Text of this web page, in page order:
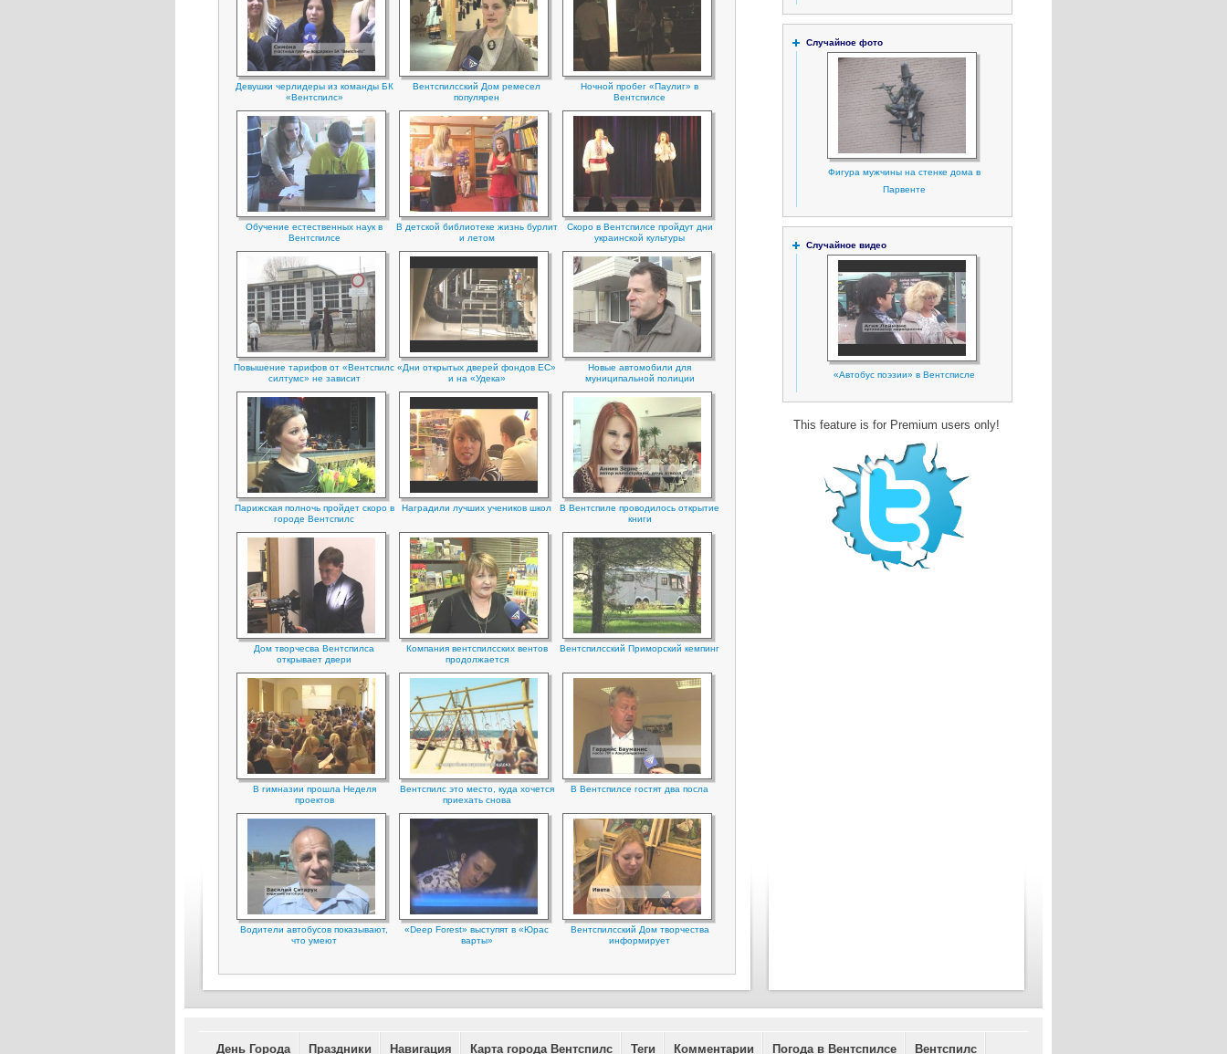
Девушки черлидеры из команды БК
«Вентспилс»
Вентспилсский Дом ремесел
популярен
Ночной пробег «Паулиг» в
Вентспилсе
Oбучение естественных наук в
Вентспилсe
В детской библиотеке жизнь бурлит
и летом
Скоро в Вентспилсе пройдут дни
украинской культуры
Повышение тарифов от «Вентспилс
силтумс» не зависит
«Дни открытых дверей фондов ЕС»
и на «Удека»
Новые автомобили для
муниципальной полиции
Парижская полночь пройдет скоро в
городе Вентспилс
Наградили лучших учеников школ
В Вентспиле проводилось открытие
книги
Дом творчесва Вентспилса
открывает двери
Компания вентспилсских вентов
продолжается
Вентспилсский Приморский кемпинг
В гимназии прошла Неделя
проектов
Вентспилс это место, куда хочется
приехать снова
В Вентспилсе гостят два посла
Водители автобусов показывают,
что умеют
«Deep Forest» выступят в «Юрас
варты»
Вентспилсский Дом творчества
информирует
Случайное фото
Фигура мужчины на стенке дома в
Парвенте
Случайное видео
«Автобус поэзии» в Вентсписле
This feature is for Premium users only!
День Города Праздники Навигация Карта города Вентспилс Теги Комментарии Погода в Вентспилсе Вентспилс